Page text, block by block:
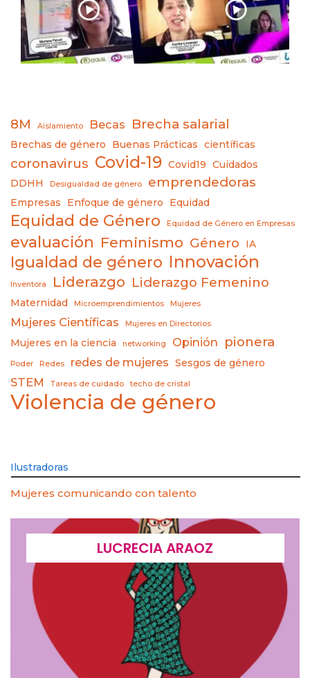
8M Aislamiento Becas Brecha salarial
Brechas de género Buenas Prácticas científicas
coronavirus Covid-19 Covid19
Cuidados
DDHH
Desigualdad de género emprendedoras
Empresas Enfoque de género Equidad
Equidad de Género Equidad de Género en Empresas
evaluación Feminismo Género IA
Igualdad de género Innovación
Inventora Liderazgo Liderazgo Femenino
Maternidad Microemprendimientos Mujeres
Mujeres Científicas Mujeres en Directorios
Mujeres en la ciencia networking Opinión pionera
Poder Redes redes de mujeres Sesgos de género
STEM Tareas de cuidado techo de cristal
Violencia de género
Ilustradoras
Mujeres comunicando con talento
LUCRECIA ARAOZ